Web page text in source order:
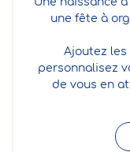
une fête à
Ajoutez les
personnalisez
de vous en